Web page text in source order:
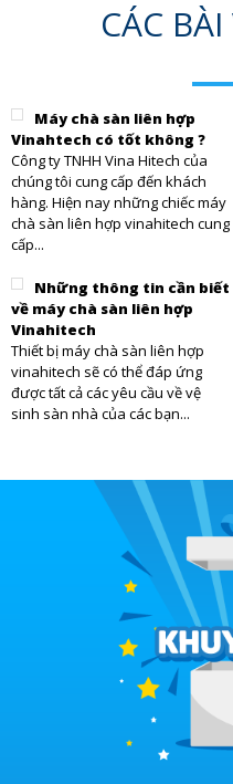
CÁC
Máy chà sàn liên hợp
Vinahtech có tốt không ?
Công ty TNHH Vina Hitech của
chúng tôi cung cấp đến khách
hàng. Hiện nay những chiếc máy
chà sàn liên hợp vinahitech cung
cấp...
Những thông tin cần biết
về máy chà sàn liên hợp
Vinahitech
Thiết bị máy chà sàn liên hợp
vinahitech sẽ có thể đáp ứng
được tất cả các yêu cầu về vệ
sinh sàn nhà của các bạn...